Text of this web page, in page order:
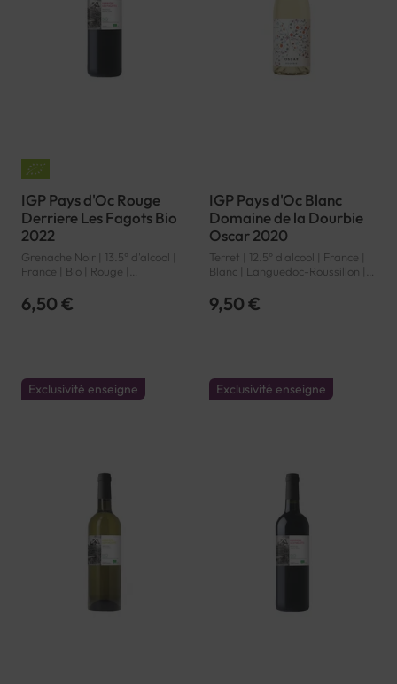
IGP Pays d'Oc Rouge
Derriere Les Fagots Bio
2022
Grenache Noir | 13.5° d'alcool |
France | Bio | Rouge |
d'Oc | IGP
6,50 €
IGP Pays d'Oc Blanc
Domaine de la Dourbie
Oscar 2020
Terret | 12.5° d'alcool | France |
Blanc | Languedoc-Roussillon |
9,50 €
Exclusivité enseigne Exclusivité enseigne